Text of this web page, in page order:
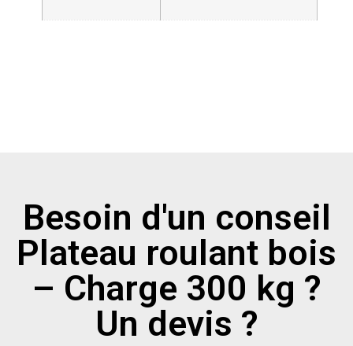
Besoin d'un conseil
Plateau roulant bois
– Charge 300 kg ?
Un devis ?